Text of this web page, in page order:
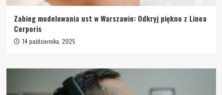
Zabieg modelowania ust w Warszawie: Odkryj piękno z Linea
Corporis
14 października, 2025